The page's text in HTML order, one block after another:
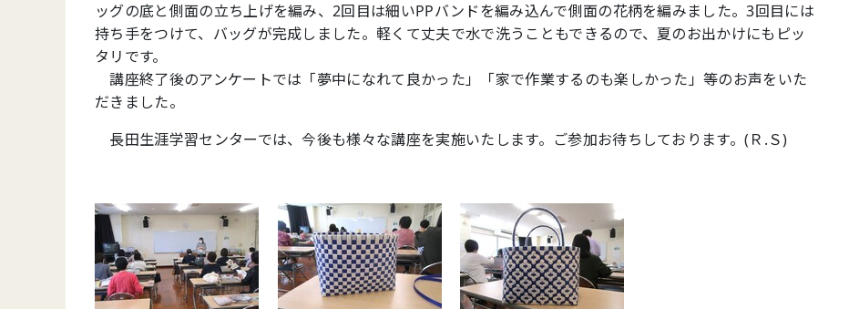
ッグの底と側面の立ち上げを編み、2回目は細いPPバンドを編み込んで側面の花柄を編みました。3回目には
持ち手をつけて、バッグが完成しました。軽くて丈夫で水で洗うこともできるので、夏のお出かけにもピッ
タリです。
講座終了後のアンケートでは「夢中になれて良かった」「家で作業するのも楽しかった」等のお声をいた
だきました。
長田生涯学習センターでは、今後も様々な講座を実施いたします。ご参加お待ちしております。(Ｒ.Ｓ)